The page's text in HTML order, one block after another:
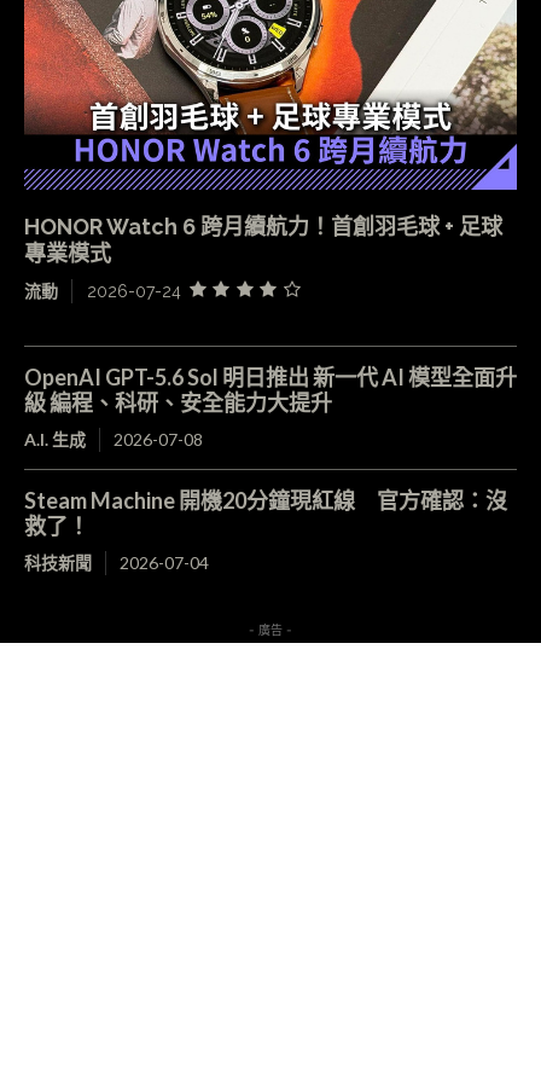
HONOR Watch 6 跨月續航力！首創羽毛球 + 足球
專業模式
流動 2026-07-24
OpenAI GPT-5.6 Sol 明日推出 新一代 AI 模型全面升
級 編程、科研、安全能力大提升
A.I. 生成 2026-07-08
Steam Machine 開機20分鐘現紅線 官方確認：沒
救了！
科技新聞 2026-07-04
- 廣告 -